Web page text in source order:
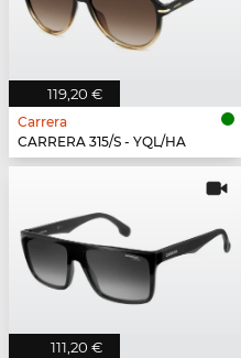
119,20 €
Carrera
CARRERA 315/S - YQL/HA
111,20 €